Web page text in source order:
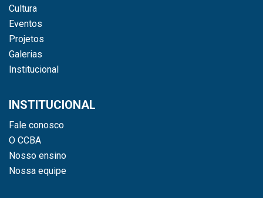
Cultura
Eventos
Projetos
Galerias
Institucional
INSTITUCIONAL
Fale conosco
O CCBA
Nosso ensino
Nossa equipe